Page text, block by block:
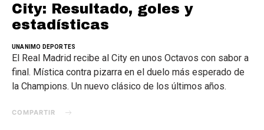
City: Resultado, goles y
estadísticas
UNANIMO DEPORTES
El Real Madrid recibe al City en unos Octavos con sabor a
final. Mística contra pizarra en el duelo más esperado de
la Champions. Un nuevo clásico de los últimos años.
COMPARTIR